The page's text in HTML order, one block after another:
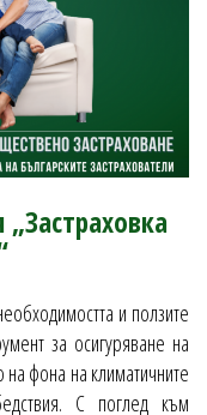
и ползите
за осигуряване на
фона на климатичните
С поглед към